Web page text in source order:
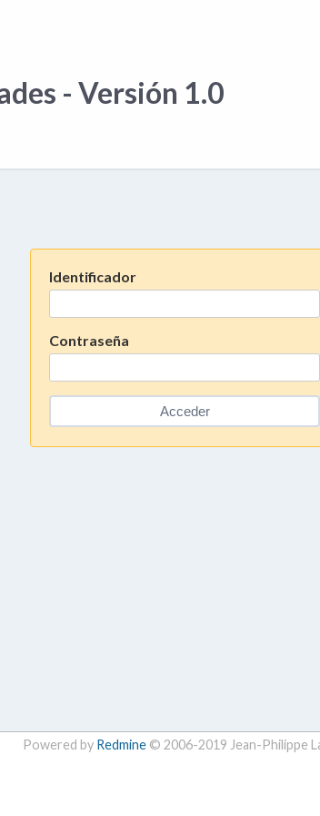
- Versión 1.0
Identificador
Contraseña
Powered by Redmine© 2006-2019 Jean-Philippe